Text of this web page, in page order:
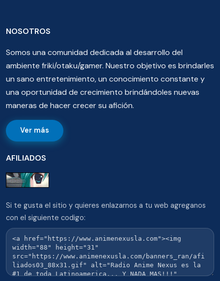
NOSOTROS
Somos una comunidad dedicada al desarrollo del
ambiente friki/otaku/gamer. Nuestro objetivo es brindarles
un sano entretenimiento, un conocimiento constante y
una oportunidad de crecimiento brindándoles nuevas
maneras de hacer crecer su afición.
Ver más
AFILIADOS
Si te gusta el sitio y quieres enlazarnos a tu web agreganos
con el siguiente codigo: